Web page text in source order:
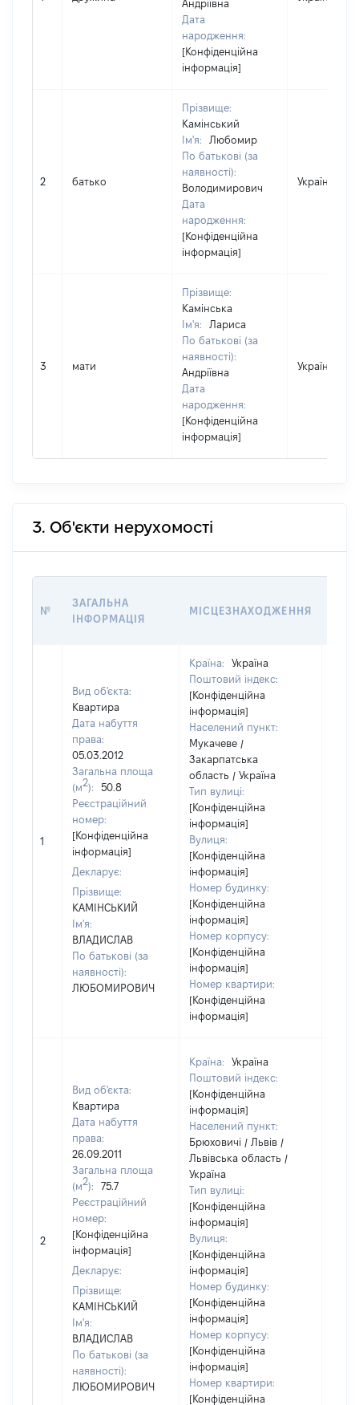
Андріївна
Дата
народження:
[Конфіденційна
інформація]
2 батько
Прізвище:
Камінський
Ім'я:
Любомир
По батькові (за
наявності):
Володимирович
Дата
народження:
[Конфіденційна
інформація]
Україна
3 мати
Прізвище:
Камінська
Ім'я:
Лариса
По батькові (за
наявності):
Андріївна
Дата
народження:
[Конфіденційна
інформація]
Україна
3. Об'єкти нерухомості
№
ЗАГАЛЬНА
ІНФОРМАЦІЯ
МІСЦЕЗНАХОДЖЕННЯ
1
Вид об'єкта:
Квартира
Дата набуття
права:
05.03.2012
Загальна площа
(м2):
50.8
Реєстраційний
номер:
[Конфіденційна
інформація]
Декларує:
Прізвище:
КАМІНСЬКИЙ
Ім'я:
ВЛАДИСЛАВ
По батькові (за
наявності):
ЛЮБОМИРОВИЧ
Країна:
Україна
Поштовий індекс:
[Конфіденційна
інформація]
Населений пункт:
Мукачеве /
Закарпатська
область / Україна
Тип вулиці:
[Конфіденційна
інформація]
Вулиця:
[Конфіденційна
інформація]
Номер будинку:
[Конфіденційна
інформація]
Номер корпусу:
[Конфіденційна
інформація]
Номер квартири:
[Конфіденційна
інформація]
2
Вид об'єкта:
Квартира
Дата набуття
права:
26.09.2011
Загальна площа
(м2):
75.7
Реєстраційний
номер:
[Конфіденційна
інформація]
Декларує:
Прізвище:
КАМІНСЬКИЙ
Ім'я:
ВЛАДИСЛАВ
По батькові (за
наявності):
ЛЮБОМИРОВИЧ
Країна:
Україна
Поштовий індекс:
[Конфіденційна
інформація]
Населений пункт:
Брюховичі / Львів /
Львівська область /
Україна
Тип вулиці:
[Конфіденційна
інформація]
Вулиця:
[Конфіденційна
інформація]
Номер будинку:
[Конфіденційна
інформація]
Номер корпусу:
[Конфіденційна
інформація]
Номер квартири:
[Конфіденційна